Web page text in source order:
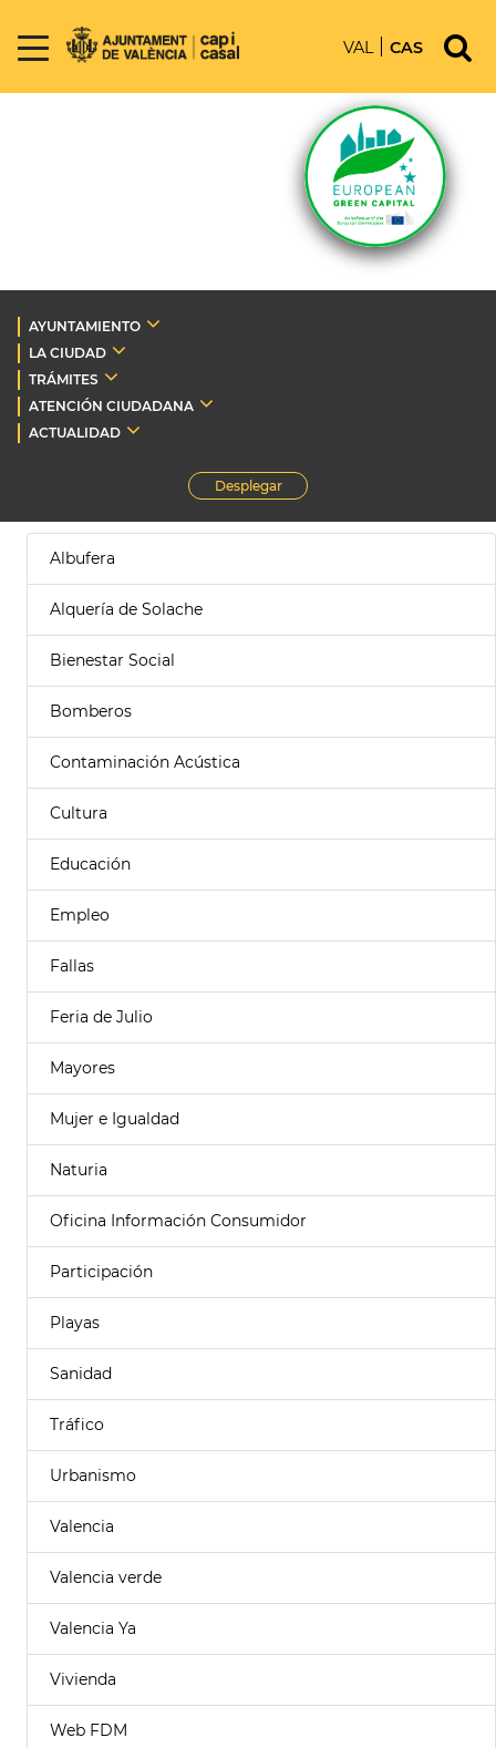
VAL CAS
AYUNTAMIENTO
LA CIUDAD
TRÁMITES
ATENCIÓN CIUDADANA
ACTUALIDAD
Desplegar
Albufera
Alquería de Solache
Bienestar Social
Bomberos
Contaminación Acústica
Cultura
Educación
Empleo
Fallas
Feria de Julio
Mayores
Mujer e Igualdad
Naturia
Oficina Información Consumidor
Participación
Playas
Sanidad
Tráfico
Urbanismo
Valencia
Valencia verde
Valencia Ya
Vivienda
Web FDM